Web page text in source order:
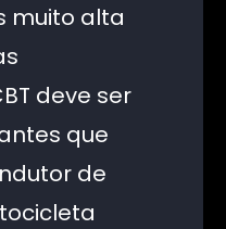
muito alta
deve ser
que
de